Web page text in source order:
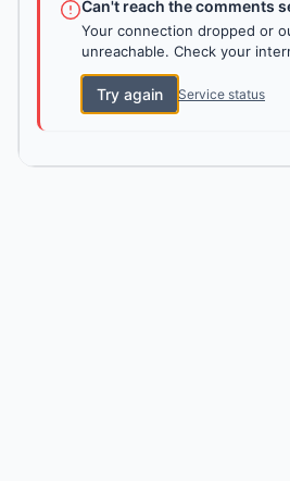
Can't reach the comments
Your connection dropped or
unreachable. Check your
Try again Service status